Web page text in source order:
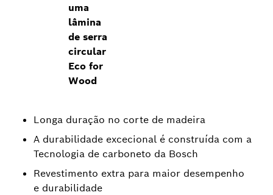
uma
lâmina
de serra
circular
Eco for
Wood
Longa duração no corte de madeira
A durabilidade excecional é construída com a
Tecnologia de carboneto da Bosch
Revestimento extra para maior desempenho
e durabilidade